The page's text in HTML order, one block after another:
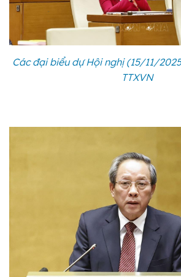
Các đại biểu dự Hội nghị (15/11/
TTXVN